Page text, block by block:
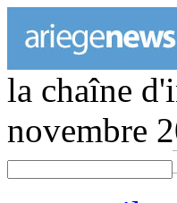
la chaîne
novembre